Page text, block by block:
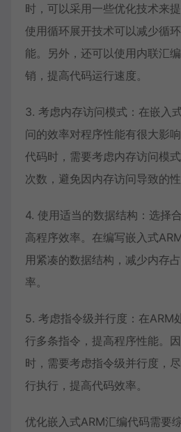
时，可以采用一些优化技术来
使用循环展开技术可以减少循
能。另外，还可以使用内联汇
销，提高代码运行速度。
3. 考虑内存访问模式：在嵌入
问的效率对程序性能有很大影
代码时，需要考虑内存访问模
次数，避免因内存访问导致的性
4. 使用适当的数据结构：选择
高程序效率。在编写嵌入式
用紧凑的数据结构，减少内存
率。
5. 考虑指令级并行度：在ARM
行多条指令，提高程序性能。
时，需要考虑指令级并行度，
行执行，提高代码效率。
优化嵌入式ARM汇编代码需要